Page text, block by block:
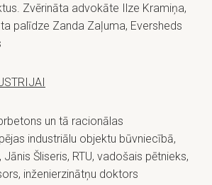
Zvērināta advokāte Ilze Kramiņa,
palīdze Zanda Zaļuma, Eversheds
un tā racionālas
industriālu objektu būvniecībā,
Šliseris, RTU, vadošais pētnieks,
inženierzinātņu doktors